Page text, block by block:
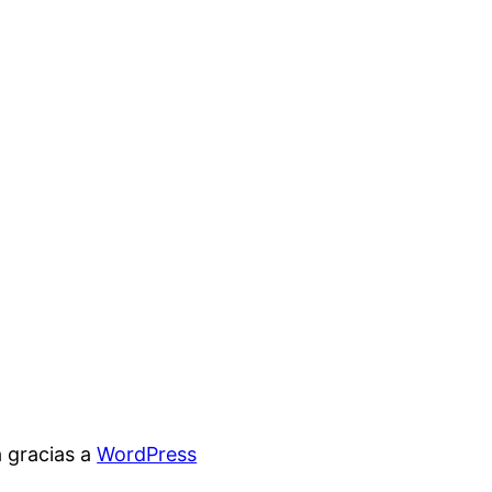
gracias aWordPress